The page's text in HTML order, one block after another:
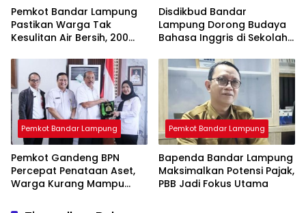
Pemkot Bandar Lampung
Pastikan Warga Tak
Kesulitan Air Bersih, 200
Disdikbud Bandar
Lampung Dorong Budaya
Bahasa Inggris di Sekolah
Berprestasi
Pemkot Bandar Lampung
Pemkot Gandeng BPN
Percepat Penataan Aset,
Warga Kurang Mampu
Tanah
Pemkot Bandar Lampung
Bapenda Bandar Lampung
Maksimalkan Potensi Pajak,
PBB Jadi Fokus Utama